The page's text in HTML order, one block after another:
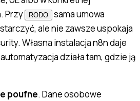
Przy
RODO
sama umowa
ale nie zawsze uspokaja
Własna instalacja n8n daje
działa tam, gdzie ją
poufne. Dane osobowe